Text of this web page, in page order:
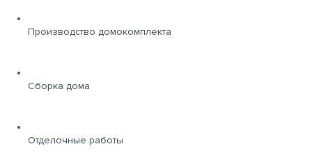
Производство домокомплекта
Сборка дома
Отделочные работы